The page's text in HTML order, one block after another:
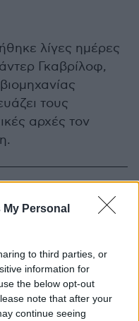
Personal
to third parties, or
information for
the below opt-out
note that after your
continue seeing
λίγες ημέρες
Γκαβρίλοφ,
τους
αρχές τον
στο